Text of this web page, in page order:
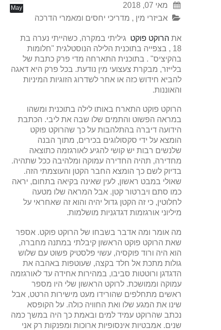
May
מאי 07, 2018
אביזרי מין , מדריכי יחסים ומאמרי הדרכה
את הרוקט פוקט גיליתי במקרה, כשהייתי נערה בת
18 , בצפייה בתוכנית הלילה הנוסטלגית "חלומות
בהקיציס" . בתוכנית התארחה מדי פרק כתבת של
בלייזר, מבקרת צעצועי מין נודעת. בכל פרק היא דאגה
להביא חידוש כזה או אחר לשדרוג הזוגיות המיניות
והאוננות.
הרוקט פוקט התארח באותו לילה בתוכנית ומשהו
במראה הפשוט והתמים שלו שבה את ליבי. הכתבת
הידועה דיברה בהתלהבות על כך שהרוקט פוקט
הומצא על ידי סקסולוגים בכירים, מתוך הבנה
שלנשים רבות יש קושי להגיע לאורגזמה כתוצאה
מחדירה, תהיה החדירה עמוקה ומלהיבה ככל שתהיה.
בדיוק לשם כך הומצא החבר הקטן והעוצמתי הזה.
שאולי במבט ראשון, לעין שאינה בקיאה בתחום, יראה
כמו סתם ויברטור קטן. אבל המראה שלו מטעה
לחלוטין, כי זה הקטן גדול יהיה והוא זה שאחראי על
מיליוני אורגזמות דגדגניות מושלמות.
מה אומר ומה אדבר בשבחו של הרוקט פוקט. אספר
שאת הרוקט פוקט הראשון קיבלתי במתנה מחברה,
הוא היה ורוד פוקסיה, עשוי פלסטיק פשוט עם שלוש
גולות מתכת אל חלד בקצה, שעוטפות באהבה את
הדגדגן ורוטטות סביבו, במהירות אחידה עד לאורגזמה
עמוקה וממושכת. לרוקט הראשון שלי היו מספר
ראשים מתחלפים שהורידו מעט מישירות הרטט, אבל
שינו את המגע שלו ואת החוויה כולה. על הקופסא
נכתב שהרוקט עמיד למים ובאמת כך היה במשך כמה
שנים. אמבטיות אינסופיות ארוכות ומפנקות רק אני